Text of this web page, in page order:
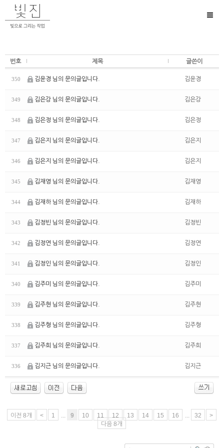
번호 제목 글쓴이
350 김윤경 님의 문의글입니다. 김윤경
349 김은강 님의 문의글입니다. 김은강
348 김은정 님의 문의글입니다. 김은정
347 김은지 님의 문의글입니다. 김은지
346 김은지 님의 문의글입니다. 김은지
345 김재영 님의 문의글입니다. 김재영
344 김재하 님의 문의글입니다. 김재하
343 김정빈 님의 문의글입니다. 김정빈
342 김정연 님의 문의글입니다. 김정연
341 김정인 님의 문의글입니다. 김정인
340 김주미 님의 문의글입니다. 김주미
339 김주현 님의 문의글입니다. 김주현
338 김주형 님의 문의글입니다. 김주형
337 김주희 님의 문의글입니다. 김주희
336 김지근 님의 문의글입니다. 김지근
이전 8개 < 1 ... 9 10 11 12 13 14 15 16 ... 32
>
다음 8개